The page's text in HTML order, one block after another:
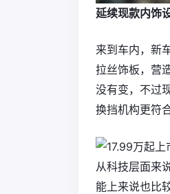
延续现款内饰
来到车内，新
拉丝饰板，营
没有变，不过
换挡机构更符
从科技层面来
能上来说也比